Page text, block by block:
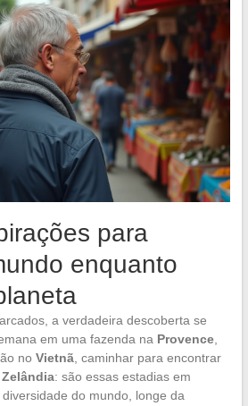
para
enquanto
a verdadeira descoberta se
em uma fazenda na Provence,
no Vietnã, caminhar para encontrar
Zelândia: são essas estadias em
do mundo, longe da